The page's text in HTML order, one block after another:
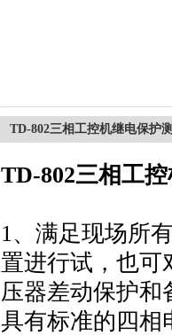
TD-802三相工控机继电保护
TD-802三相工
1、满足现场所
置进行试，也可
压器差动保护和
具有标准的四相